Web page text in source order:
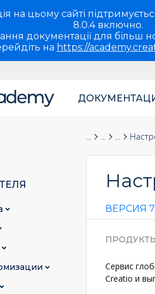
на цьому сайті
8.0.4 включно.
документації для більш
на https://
Основная
Документация
Для
ВЕРСИЯ
Сервис
Creatio и